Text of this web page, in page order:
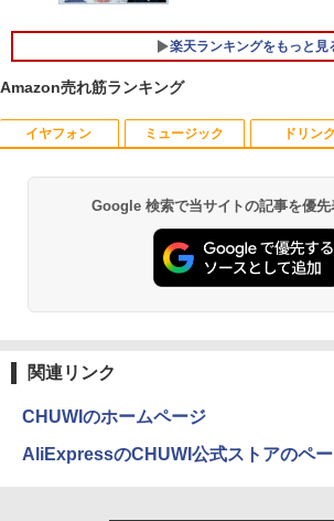
｜中古パソコン 中古
PC オフィス搭載
￥19,800
ソコン 中古 パソコン
ore i5搭載 DVD 中古
dows11 Pro 店長オス
型 無線LAN office付
B～2TB｜メモリ 8～
スクトップPC 2年保
ム 本体のみ PC 高ス
ングセット SILVER
Win11 Office 24型液
ボード・マウス[8世
56GB]：良品
5
【2026年最新改良版
タッチパネル ワイヤ
自立スタンド モバイ
タブルモニター 選べ
￥14,580
楽天ランキングをもっと見
Amazon売れ筋ランキング
イヤフォン
Anker Soundcore P40i
￥7,990
ミュージック
BRUCE WAYNE feat.
[Explicit]
￥250
￥250
ドリンク
【Amazon.co.jp限定】
ET ラベルレス ×8本
￥1,112
ットル (Smart Basic)
￥1,380
薬屋のひとりごと 17巻
ンガンコミックス)
￥770
￥832
Google 検索で当サイトの記事を優先
関連リンク
CHUWIのホームページ
AliExpressのCHUWI公式ストアのペ